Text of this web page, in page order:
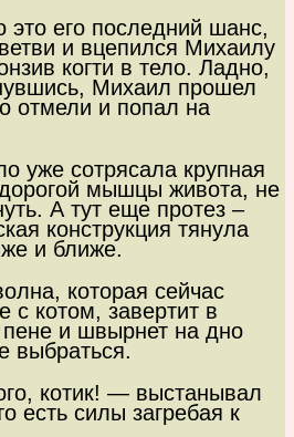
это его последний шанс,
и вцепился Михаилу
когти в тело. Ладно,
Михаил прошел
отмели и попал на
уже сотрясала крупная
мышцы живота, не
А тут еще протез –
конструкция тянула
и ближе.
которая сейчас
с котом, завертит в
и швырнет на дно
выбраться.
котик! — выстанывал
есть силы загребая к